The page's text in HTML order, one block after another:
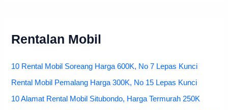
Rentalan Mobil
10 Rental Mobil Soreang Harga 600K, No 7 Lepas Kunci
Rental Mobil Pemalang Harga 300K, No 15 Lepas Kunci
10 Alamat Rental Mobil Situbondo, Harga Termurah 250K